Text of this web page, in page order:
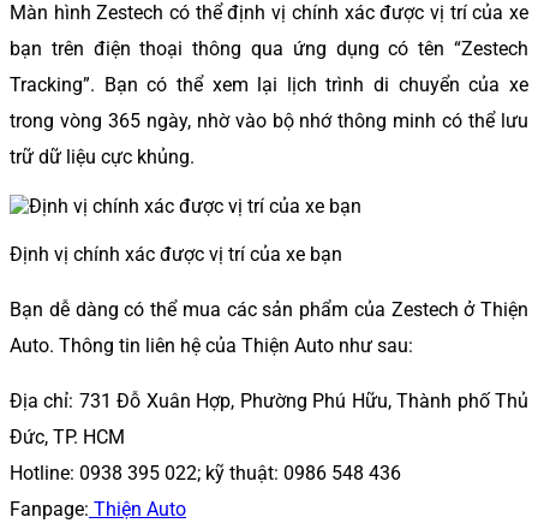
Màn hình Zestech có thể định vị chính xác được vị trí của xe
bạn trên điện thoại thông qua ứng dụng có tên “Zestech
Tracking”. Bạn có thể xem lại lịch trình di chuyển của xe
trong vòng 365 ngày, nhờ vào bộ nhớ thông minh có thể lưu
trữ dữ liệu cực khủng.
Định vị chính xác được vị trí của xe bạn
Bạn dễ dàng có thể mua các sản phẩm của Zestech ở Thiện
Auto. Thông tin liên hệ của Thiện Auto như sau:
Địa chỉ: 731 Đỗ Xuân Hợp, Phường Phú Hữu, Thành phố Thủ
Đức, TP. HCM
Hotline: 0938 395 022; kỹ thuật: 0986 548 436
Fanpage: Thiện Auto